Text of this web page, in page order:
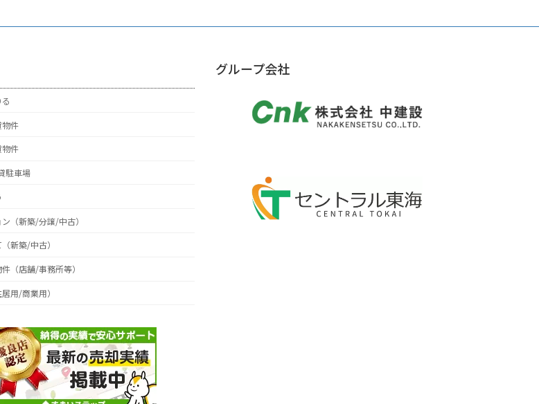
物件
物件
駐車場
（新築/分譲/中古）
新築/中古）
（店舗/事務所等）
用/商業用）
グループ会社